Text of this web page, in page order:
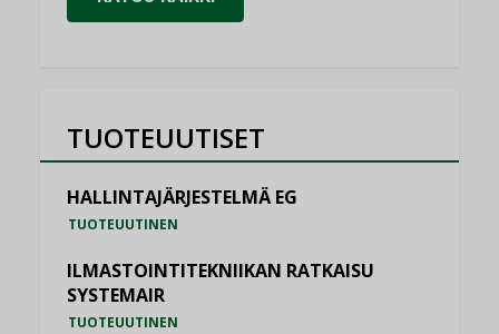
TUOTEUUTISET
HALLINTAJÄRJESTELMÄ EG
TUOTEUUTINEN
ILMASTOINTITEKNIIKAN RATKAISU
SYSTEMAIR
TUOTEUUTINEN